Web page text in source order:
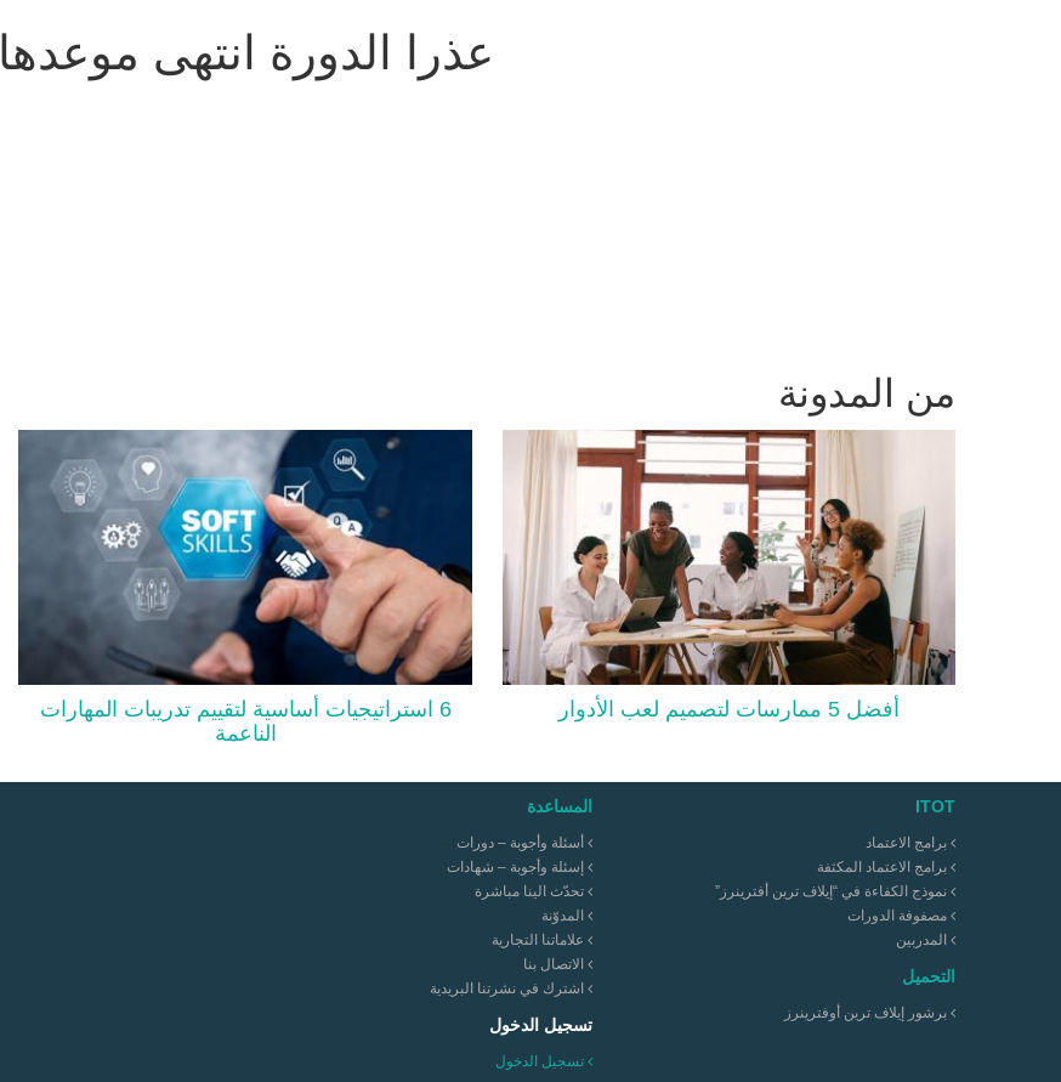
عذرا الدورة انتهى موعدها
من المدونة
أفضل 5 ممارسات لتصميم لعب الأدوار
6 استراتيجيات أساسية لتقييم تدريبات المهارات
الناعمة
ITOT
برامج الاعتماد
برامج الاعتماد المكثفة
نموذج الكفاءة في “إيلاف ترين أفترينرز”
مصفوفة الدورات
المدربين
التحميل
برشور إيلاف ترين أوفترينرز
المساعدة
أسئلة وأجوبة – دورات
إسئلة وأجوبة – شهادات
تحدّث الينا مباشرة
المدوّنة
علاماتنا التجارية
الاتصال بنا
اشترك في نشرتنا البريدية
تسجيل الدخول
تسجيل الدخول